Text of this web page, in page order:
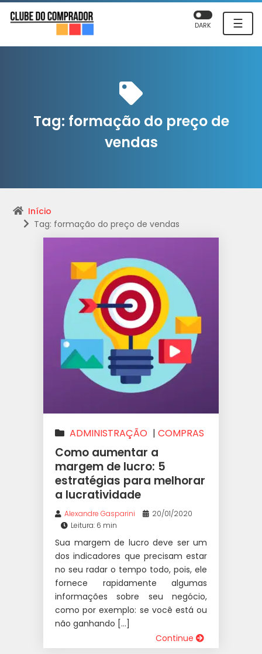
☰
DARK
Tag: formação do preço de
vendas
Início
Tag: formação do preço de vendas
ADMINISTRAÇÃO | COMPRAS
|EMPREENDEDORISMO
LUCRATIVIDADE |
PRECIFICAÇÃO |PRICING
Como aumentar a
margem de lucro: 5
estratégias para melhorar
a lucratividade
Alexandre Gasparini
20/01/2020
Leitura: 6 min
Sua margem de lucro deve ser um
dos indicadores que precisam estar
no seu radar o tempo todo, pois, ele
fornece rapidamente algumas
informações sobre seu negócio,
como por exemplo: se você está ou
não ganhando […]
Continue